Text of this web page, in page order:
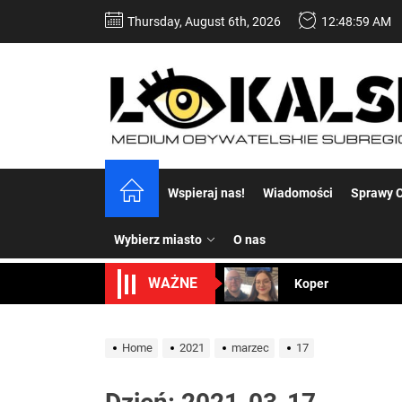
Thursday, August 6th, 2026 12:49:00 AM
Wspieraj nas! Wiadomości Sprawy
Wybierz miasto O nas
WAŻNE Uwaga Dębieńsko
Home 2021 marzec 17